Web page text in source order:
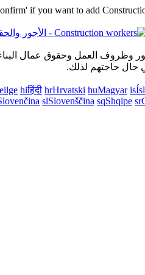
if you want to add
وظروف العمل وحقوق عمال
حال حاجتهم لذلك.
hiहिंदी hrHrvatski huMagyar is
slSlovenščina sqShqipe sr